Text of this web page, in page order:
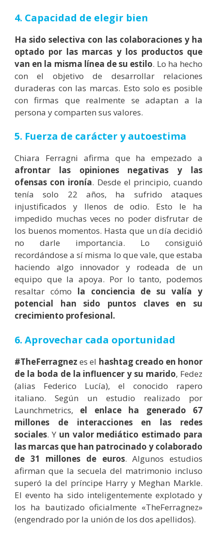
4. Capacidad de elegir bien
Ha sido selectiva con las colaboraciones y ha
optado por las marcas y los productos que
van en la misma línea de su estilo. Lo ha hecho
con el objetivo de desarrollar relaciones
duraderas con las marcas. Esto solo es posible
con firmas que realmente se adaptan a la
persona y comparten sus valores.
5. Fuerza de carácter y autoestima
Chiara Ferragni afirma que ha empezado a
afrontar las opiniones negativas y las
ofensas con ironía. Desde el principio, cuando
tenía solo 22 años, ha sufrido ataques
injustificados y llenos de odio. Esto le ha
impedido muchas veces no poder disfrutar de
los buenos momentos. Hasta que un día decidió
no darle importancia. Lo consiguió
recordándose a sí misma lo que vale, que estaba
haciendo algo innovador y rodeada de un
equipo que la apoya. Por lo tanto, podemos
resaltar cómo la conciencia de su valía y
potencial han sido puntos claves en su
crecimiento profesional.
6. Aprovechar cada oportunidad
#TheFerragnez es el hashtag creado en honor
de la boda de la influencer y su marido, Fedez
(alias Federico Lucía), el conocido rapero
italiano. Según un estudio realizado por
Launchmetrics, el enlace ha generado 67
millones de interacciones en las redes
sociales. Y un valor mediático estimado para
las marcas que han patrocinado y colaborado
de 31 millones de euros. Algunos estudios
afirman que la secuela del matrimonio incluso
superó la del príncipe Harry y Meghan Markle.
El evento ha sido inteligentemente explotado y
los ha bautizado oficialmente «TheFerragnez»
(engendrado por la unión de los dos apellidos).